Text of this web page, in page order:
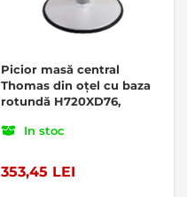
Picior masă central
Thomas din oțel cu baza
rotundă H720XD76,
In stoc
353,45 LEI